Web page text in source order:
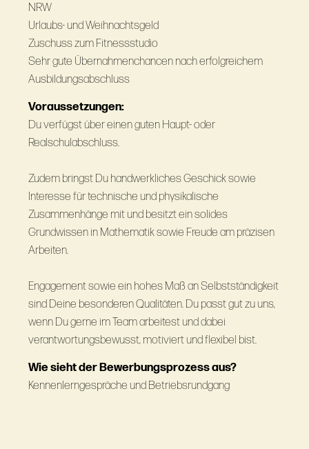
NRW
Urlaubs- und Weihnachtsgeld
Zuschuss zum Fitnessstudio
Sehr gute Übernahmenchancen nach erfolgreichem
Ausbildungsabschluss
Voraussetzungen:
Du verfügst über einen guten Haupt- oder
Realschulabschluss.
Zudem bringst Du handwerkliches Geschick sowie
Interesse für technische und physikalische
Zusammenhänge mit und besitzt ein solides
Grundwissen in Mathematik sowie Freude am präzisen
Arbeiten.
Engagement sowie ein hohes Maß an Selbstständigkeit
sind Deine besonderen Qualitäten. Du passt gut zu uns,
wenn Du gerne im Team arbeitest und dabei
verantwortungsbewusst, motiviert und flexibel bist.
Wie sieht der Bewerbungsprozess aus?
Kennenlerngespräche und Betriebsrundgang